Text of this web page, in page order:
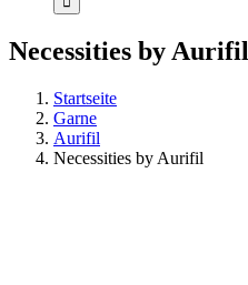
Necessities by Aurifil
Startseite
Garne
Aurifil
Necessities by Aurifil